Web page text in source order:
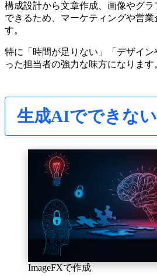
構成設計から文章作成、画像やグ
できるため、マーケティングや営業
す。
特に「時間が足りない」「デザイ
った担当者の強力な味方になります
生成AIでできな
ImageFXで作成